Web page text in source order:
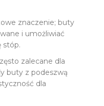
znaczenie; buty
i umożliwiać
stóp.
zalecane dla
buty z podeszwą
dla